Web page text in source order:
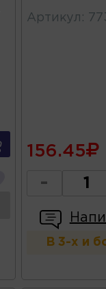
Артикул :
156.45
-
В 3-х и